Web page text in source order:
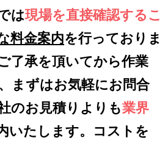
は現場を直接確認するこ
料金案内を行っておりま
了承を頂いてから作業
まずはお気軽にお問合
のお見積りよりも業界
いたします。コストを